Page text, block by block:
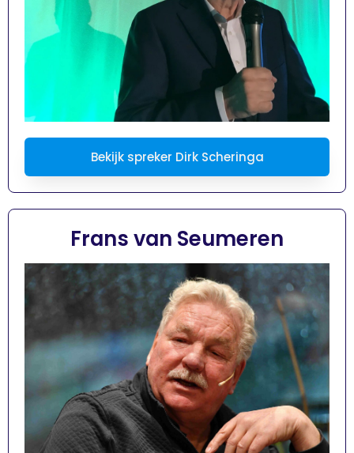
Bekijk spreker Dirk Scheringa
Frans van Seumeren